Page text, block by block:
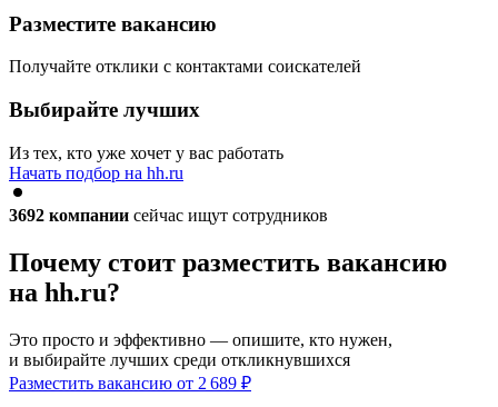
Разместите вакансию
Получайте отклики с контактами соискателей
Выбирайте лучших
Из тех, кто уже хочет у вас работать
Начать подбор на hh.ru
3692 компании сейчас ищут сотрудников
Почему стоит разместить вакансию
на hh.ru?
Это просто и эффективно — опишите, кто нужен,
и выбирайте лучших среди откликнувшихся
Разместить вакансию от 2 689 ₽